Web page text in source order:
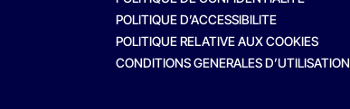
POLITIQUE D’ACCESSIBILITE
POLITIQUE RELATIVE AUX COOKIES
CONDITIONS GENERALES D’UTILISATION